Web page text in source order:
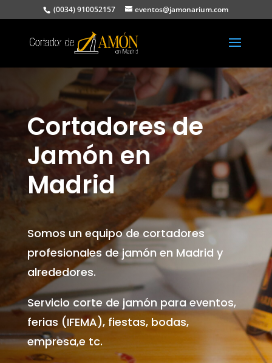
(0034) 910052157 eventos@jamonarium.com
Cortadores de
Jamón en
Madrid
Somos un equipo de cortadores
profesionales de jamón en Madrid y
alrededores.
Servicio corte de jamón para eventos,
ferias (IFEMA), fiestas, bodas,
empresa,e tc.